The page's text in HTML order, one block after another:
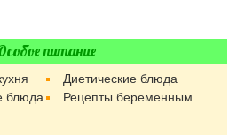
питание
Диетические блюда
блюда
Рецепты беременным